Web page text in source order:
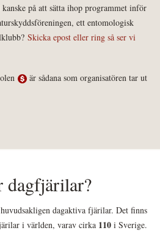
på att sätta ihop programmet inför
ett entomologisk
Skicka epost eller ring så ser vi
är sådana som organisatören tar ut
dagfjärilar?
dagaktiva fjärilar. Det finns
i världen, varav cirka 110 i Sverige.